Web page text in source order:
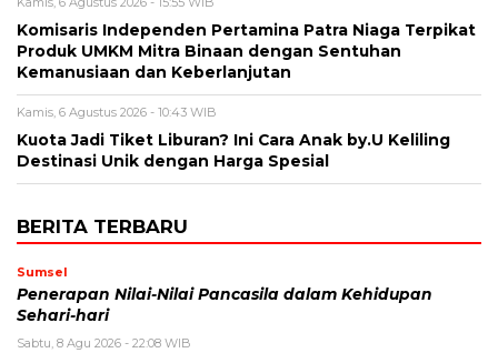
Komisaris Independen Pertamina Patra Niaga Terpikat
Produk UMKM Mitra Binaan dengan Sentuhan
Kemanusiaan dan Keberlanjutan
Kamis, 6 Agustus 2026 - 10:43 WIB
Kuota Jadi Tiket Liburan? Ini Cara Anak by.U Keliling
Destinasi Unik dengan Harga Spesial
BERITA TERBARU
Sumsel
Penerapan Nilai-Nilai Pancasila dalam Kehidupan
Sehari-hari
Sabtu, 8 Agu 2026 - 22:08 WIB